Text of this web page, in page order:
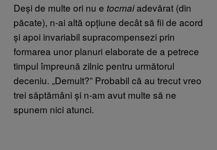
Deși de multe ori nu e tocmaiadevărat (din
păcate), n-ai altă opțiune decât să fii de acord
și apoi invariabil supracompensezi prin
formarea unor planuri elaborate de a petrece
timpul împreună zilnic pentru următorul
deceniu. „Demult?” Probabil că au trecut vreo
trei săptămâni și n-am avut multe să ne
spunem nici atunci.